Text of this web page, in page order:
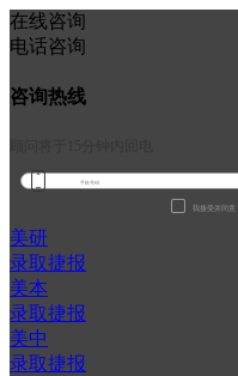
在线咨询
电话咨询
咨询热线
我接受并同意
美研
录取捷报
美本
录取捷报
美中
录取捷报